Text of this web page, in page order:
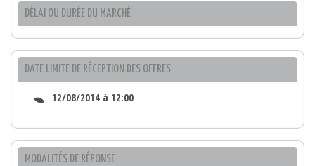
DÉLAI OU DURÉE DU MARCHÉ
DATE LIMITE DE RÉCEPTION DES OFFRES
12/08/2014 à 12:00
MODALITÉS DE RÉPONSE